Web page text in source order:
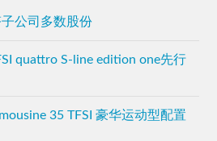
公司多数股份
quattro S-line edition one先行
35 TFSI 豪华运动型配置